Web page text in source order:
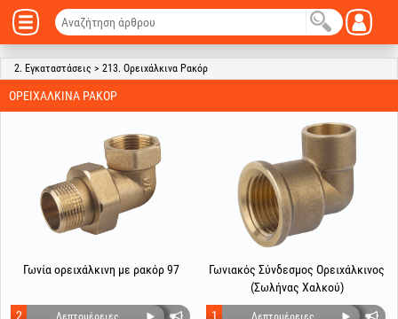
2. Εγκαταστάσεις > 213. Ορειχάλκινα Ρακόρ
ΟΡΕΙΧΆΛΚΙΝΑ ΡΑΚΌΡ
Γωνία ορειχάλκινη με ρακόρ 97
Λεπτομέρειες
2
Γωνιακός Σύνδεσμος Ορειχάλκινος
(Σωλήνας Χαλκού)
Λεπτομέρειες
1